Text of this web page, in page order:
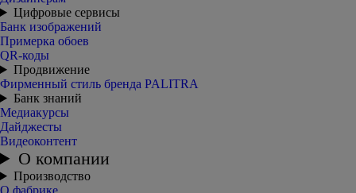
Цифровые сервисы
Банк изображений
Примерка обоев
QR-коды
Продвижение
Фирменный стиль бренда PALITRA
Банк знаний
Медиакурсы
Дайджесты
Видеоконтент
О компании
Производство
О фабрике